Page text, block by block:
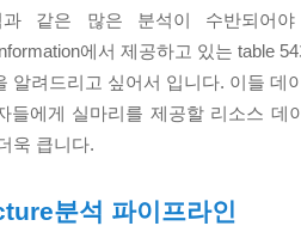
과 같은 많은 분석이 수반되어
에서 제공하고 있는 table
알려드리고 싶어서 입니다. 이들 데
들에게 실마리를 제공할 리소스 데
욱 큽니다.
분석 파이프라인